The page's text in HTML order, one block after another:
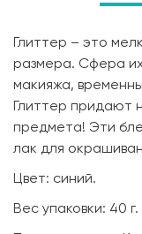
Глиттер – это
размера. Сфера
макияжа,
Глиттер придают
предмета! Эти
лак для
Цвет: синий.
Вес упаковки: 40 г.